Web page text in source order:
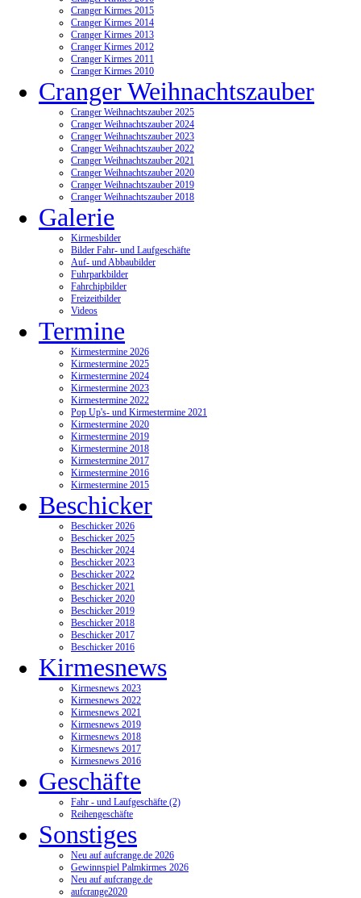
Cranger Kirmes 2015
Cranger Kirmes 2014
Cranger Kirmes 2013
Cranger Kirmes 2012
Cranger Kirmes 2011
Cranger Kirmes 2010
Cranger Weihnachtszauber
Cranger Weihnachtszauber 2025
Cranger Weihnachtszauber 2024
Cranger Weihnachtszauber 2023
Cranger Weihnachtszauber 2022
Cranger Weihnachtszauber 2021
Cranger Weihnachtszauber 2020
Cranger Weihnachtszauber 2019
Cranger Weihnachtszauber 2018
Galerie
Kirmesbilder
Bilder Fahr- und Laufgeschäfte
Auf- und Abbaubilder
Fuhrparkbilder
Fahrchipbilder
Freizeitbilder
Videos
Termine
Kirmestermine 2026
Kirmestermine 2025
Kirmestermine 2024
Kirmestermine 2023
Kirmestermine 2022
Pop Up's- und Kirmestermine 2021
Kirmestermine 2020
Kirmestermine 2019
Kirmestermine 2018
Kirmestermine 2017
Kirmestermine 2016
Kirmestermine 2015
Beschicker
Beschicker 2026
Beschicker 2025
Beschicker 2024
Beschicker 2023
Beschicker 2022
Beschicker 2021
Beschicker 2020
Beschicker 2019
Beschicker 2018
Beschicker 2017
Beschicker 2016
Kirmesnews
Kirmesnews 2023
Kirmesnews 2022
Kirmesnews 2021
Kirmesnews 2019
Kirmesnews 2018
Kirmesnews 2017
Kirmesnews 2016
Geschäfte
Fahr - und Laufgeschäfte (2)
Reihengeschäfte
Sonstiges
Neu auf aufcrange.de 2026
Gewinnspiel Palmkirmes 2026
Neu auf aufcrange.de
aufcrange2020